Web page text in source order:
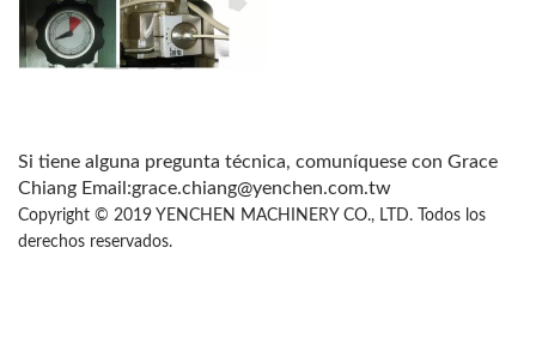
Si tiene alguna pregunta técnica, comuníquese con Grace
Chiang Email:grace.chiang@yenchen.com.tw
Copyright © 2019 YENCHEN MACHINERY CO., LTD. Todos los
derechos reservados.